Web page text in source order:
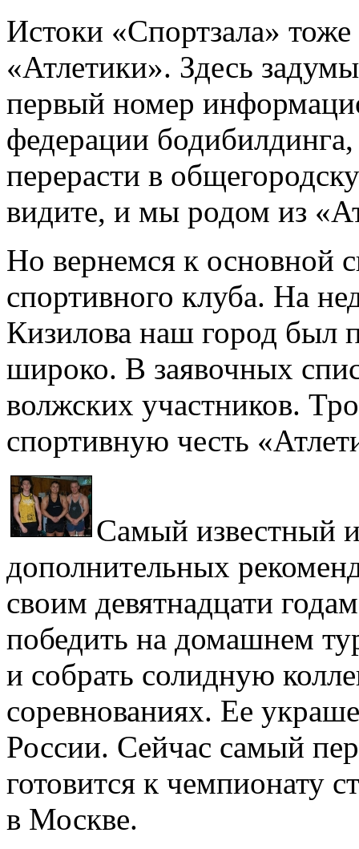
Истоки «Спортзала» тоже
«Атлетики». Здесь
первый номер
федерации
перерасти в
видите, и мы родом из
Но вернемся к основной
спортивного клуба. На
Кизилова наш город был
широко. В заявочных
волжских участников.
спортивную честь
Самый известный
дополнительных
своим девятнадцати
победить на домашнем
и собрать солидную
соревнованиях. Ее
России. Сейчас самый
готовится к чемпионату
в Москве.